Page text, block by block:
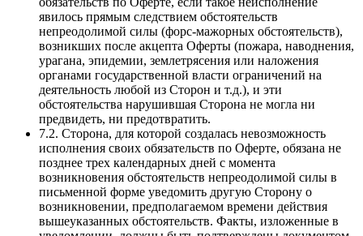
явилось прямым следствием обстоятельств
непреодолимой силы (форс-мажорных обстоятельств),
возникших после акцепта Оферты (пожара, наводнения,
урагана, эпидемии, землетрясения или наложения
органами государственной власти ограничений на
деятельность любой из Сторон и т.д.), и эти
обстоятельства нарушившая Сторона не могла ни
предвидеть, ни предотвратить.
7.2. Сторона, для которой создалась невозможность
исполнения своих обязательств по Оферте, обязана не
позднее трех календарных дней с момента
возникновения обстоятельств непреодолимой силы в
письменной форме уведомить другую Сторону о
возникновении, предполагаемом времени действия
вышеуказанных обстоятельств. Факты, изложенные в